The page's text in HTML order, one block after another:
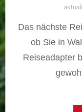
Das nächste
ob Sie in
Reiseadapter